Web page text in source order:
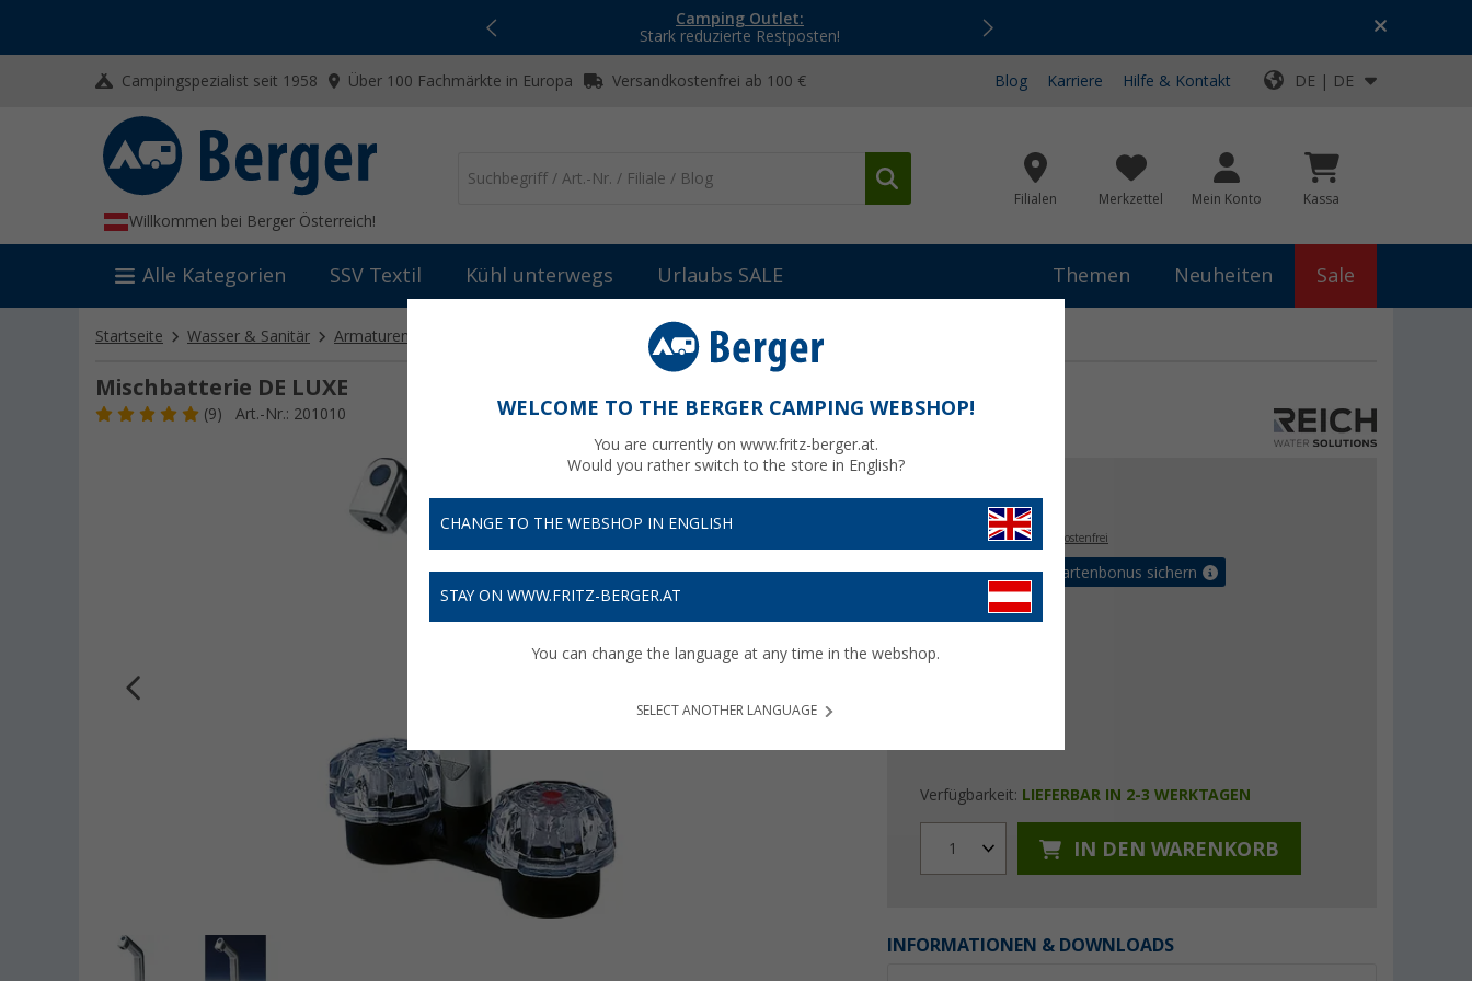
Camping Outlet:
Stark reduzierte Restposten!
Top-Deals für dein Abenteuer!
Campingspezialist seit 1958 Über 100 Fachmärkte in Europa Versandkostenfrei ab 100 € Blog Karriere Hilfe & Kontakt DE | DE
Willkommen bei Berger Österreich!
Filialen Merkzettel Mein Konto Kassa
Alle Kategorien SSV Textil Kühl unterwegs Urlaubs SALE Themen Neuheiten Sale
Startseite Wasser & Sanitär Armaturen Mischbatterie DE LUXE
Mischbatterie DE LUXE
(9) Art.-Nr.: 201010
67, €
Preise inkl. MwSt.,versandkostenfrei
Bis zu 5% Vorteilskartenbonus sichern
Verfügbarkeit: LIEFERBAR IN 2-3 WERKTAGEN
1 IN DEN WARENKORB
INFORMATIONEN & DOWNLOADS
WELCOME TO THE BERGER CAMPING WEBSHOP!
You are currently on www.fritz-berger.at.
Would you rather switch to the store in English?
CHANGE TO THE WEBSHOP IN ENGLISH
STAY ON WWW.FRITZ-BERGER.AT
You can change the language at any time in the webshop.
SELECT ANOTHER LANGUAGE